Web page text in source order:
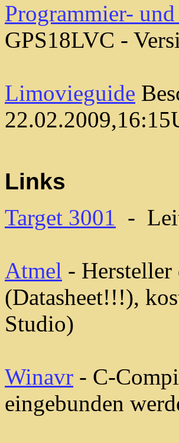
Programmier-
GPS18LVC -
Limovieguide
Links
Target 3001 -
Atmel -
(Datasheet!!!),
Studio)
Winavr - C-
eingebunden